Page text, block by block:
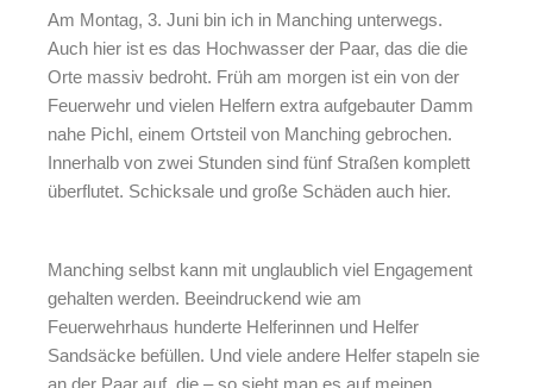
Am Montag, 3. Juni bin ich in Manching unterwegs.
Auch hier ist es das Hochwasser der Paar, das die die
Orte massiv bedroht. Früh am morgen ist ein von der
Feuerwehr und vielen Helfern extra aufgebauter Damm
nahe Pichl, einem Ortsteil von Manching gebrochen.
Innerhalb von zwei Stunden sind fünf Straßen komplett
überflutet. Schicksale und große Schäden auch hier.
Manching selbst kann mit unglaublich viel Engagement
gehalten werden. Beeindruckend wie am
Feuerwehrhaus hunderte Helferinnen und Helfer
Sandsäcke befüllen. Und viele andere Helfer stapeln sie